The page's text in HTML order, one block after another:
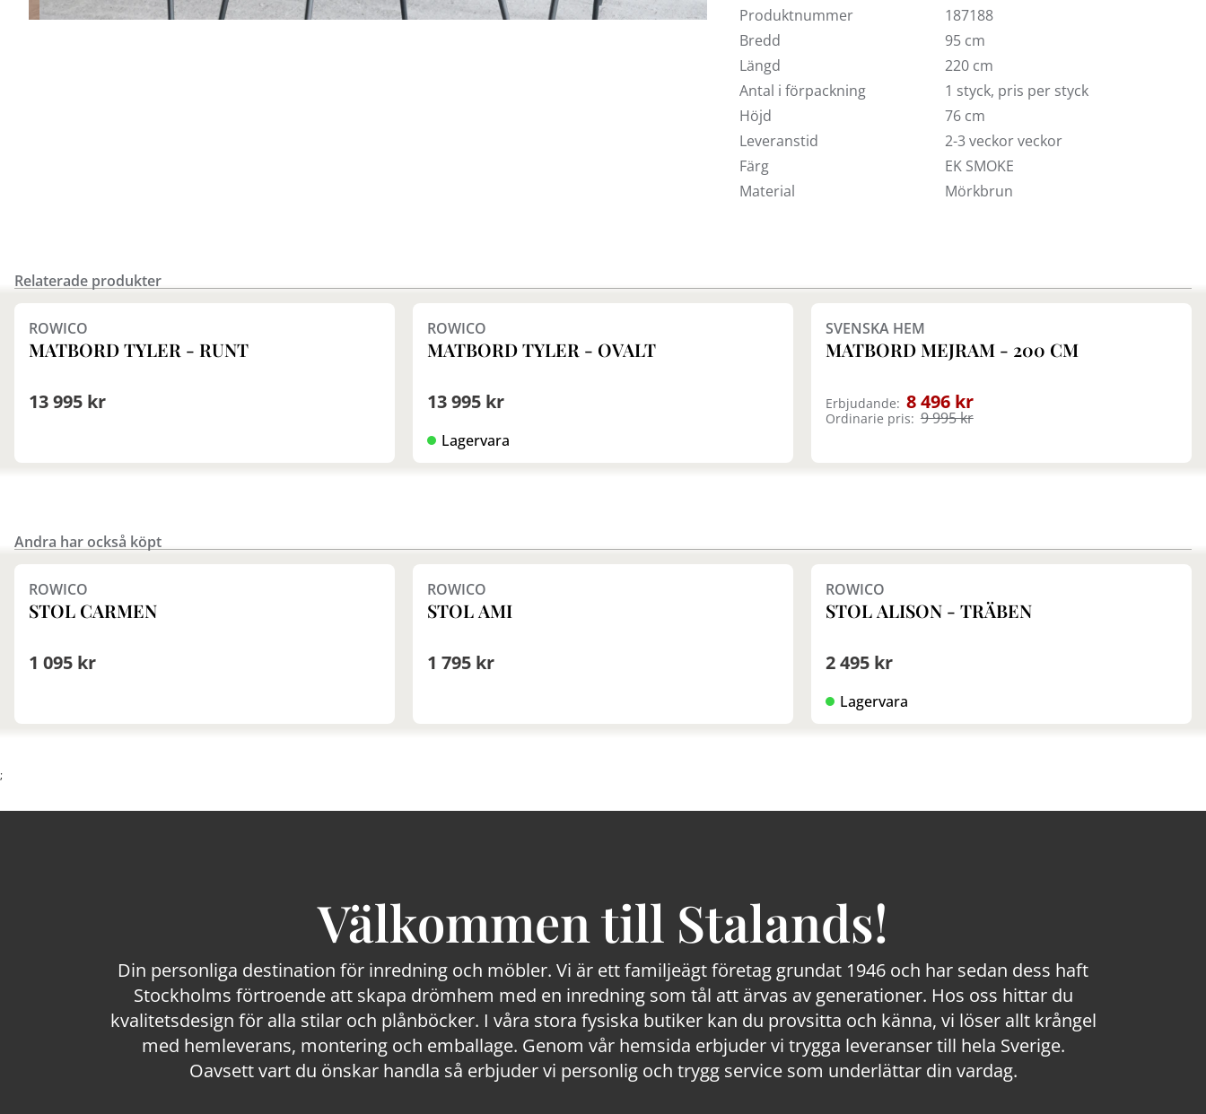
Produktnummer
187188
Bredd
95 cm
Längd
220 cm
Antal i förpackning
1 styck, pris per styck
Höjd
76 cm
Leveranstid
2-3 veckor veckor
Färg
EK SMOKE
Material
Mörkbrun
Relaterade produkter Finns i fler val (3)
ROWICO
MATBORD TYLER - RUNT
13 995 kr
Finns i fler val (3)
ROWICO
MATBORD TYLER - OVALT
13 995 kr
Lagervara
Finns i fler val (3)
SVENSKA HEM
MATBORD MEJRAM - 200 CM
Erbjudande: 8 496 kr
Ordinarie pris: 9 995 kr
Andra har också köpt Finns i fler val (4)
ROWICO
STOL CARMEN
1 095 kr
Finns i fler val (6)
ROWICO
STOL AMI
1 795 kr
Finns i fler val (11)
ROWICO
STOL ALISON - TRÄBEN
2 495 kr
Lagervara
;
Välkommen till Stalands!
Din personliga destination för inredning och möbler. Vi är ett familjeägt företag grundat 1946 och har sedan dess haft
Stockholms förtroende att skapa drömhem med en inredning som tål att ärvas av generationer. Hos oss hittar du
kvalitetsdesign för alla stilar och plånböcker. I våra stora fysiska butiker kan du provsitta och känna, vi löser allt krångel
med hemleverans, montering och emballage. Genom vår hemsida erbjuder vi trygga leveranser till hela Sverige.
Oavsett vart du önskar handla så erbjuder vi personlig och trygg service som underlättar din vardag.